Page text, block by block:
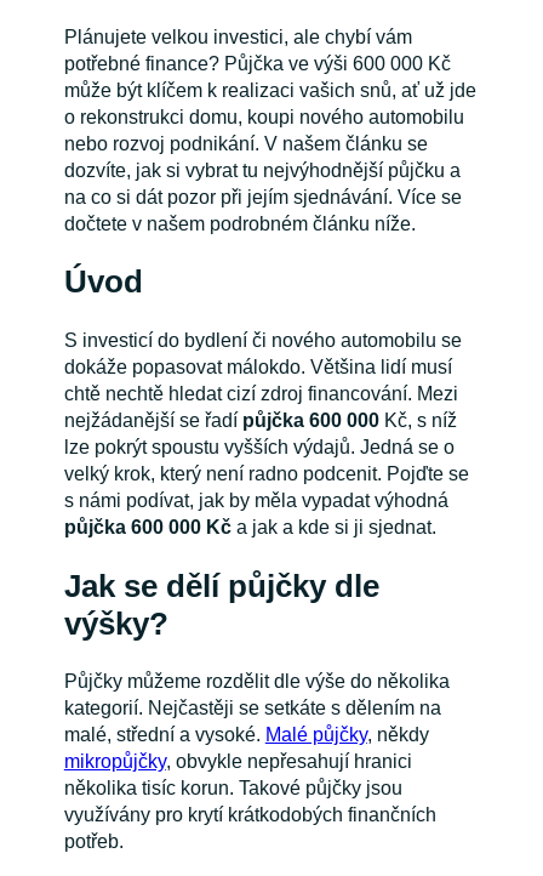
Plánujete velkou investici, ale chybí vám
potřebné finance? Půjčka ve výši 600 000 Kč
může být klíčem k realizaci vašich snů, ať už jde
o rekonstrukci domu, koupi nového automobilu
nebo rozvoj podnikání. V našem článku se
dozvíte, jak si vybrat tu nejvýhodnější půjčku a
na co si dát pozor při jejím sjednávání. Více se
dočtete v našem podrobném článku níže.
Úvod
S investicí do bydlení či nového automobilu se
dokáže popasovat málokdo. Většina lidí musí
chtě nechtě hledat cizí zdroj financování. Mezi
nejžádanější se řadí půjčka 600 000Kč, s níž
lze pokrýt spoustu vyšších výdajů. Jedná se o
velký krok, který není radno podcenit. Pojďte se
s námi podívat, jak by měla vypadat výhodná
půjčka 600 000 Kča jak a kde si ji sjednat.
Jak se dělí půjčky dle
výšky?
Půjčky můžeme rozdělit dle výše do několika
kategorií. Nejčastěji se setkáte s dělením na
malé, střední a vysoké. Malé půjčky, někdy
mikropůjčky, obvykle nepřesahují hranici
několika tisíc korun. Takové půjčky jsou
využívány pro krytí krátkodobých finančních
potřeb.